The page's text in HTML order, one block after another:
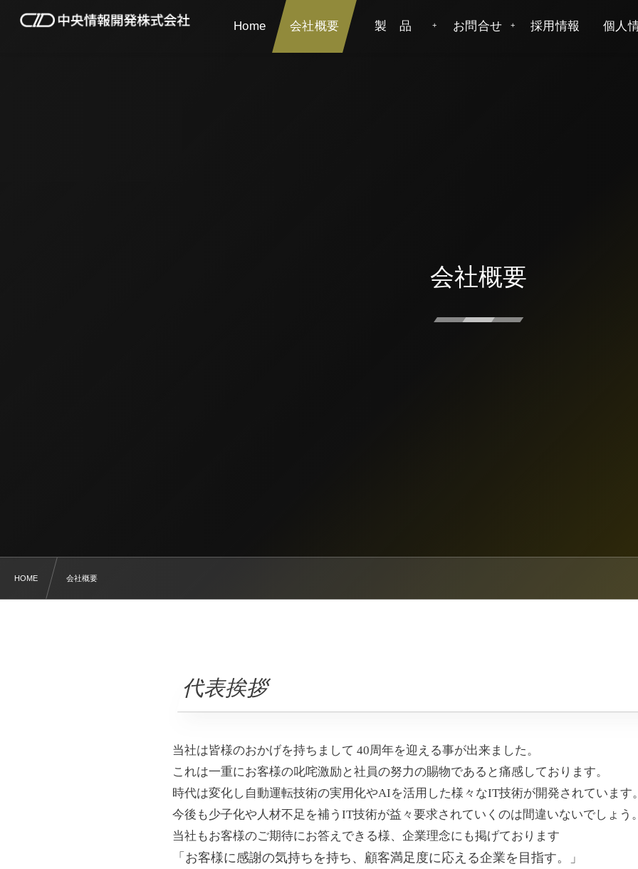
Home 会社概要 製 品 お問合せ 採用情報 個人
会社概要
HOME 会社概要
代表挨拶
当社は皆様のおかげを持ちまして 40周年を迎える事が出来ました。
これは一重にお客様の叱咤激励と社員の努力の賜物であると痛感しております。
時代は変化し自動運転技術の実用化やAIを活用した様々なIT技術が開発されています。
今後も少子化や人材不足を補うIT技術が益々要求されていくのは間違いないでしょう。
当社もお客様のご期待にお答えできる様、企業理念にも掲げております
「お客様に感謝の気持ちを持ち、顧客満足度に応える企業を目指す。」